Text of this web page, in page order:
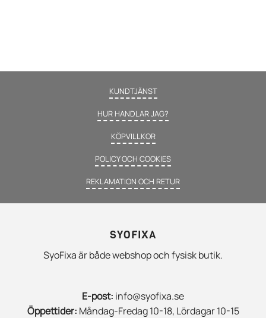
KUNDTJÄNST
HUR HANDLAR JAG?
KÖPVILLKOR
POLICY OCH COOKIES
REKLAMATION OCH RETUR
SYOFIXA
SyoFixa är både webshop och fysisk butik.
E-post: info@syofixa.se
Öppettider: Måndag-Fredag 10-18, Lördagar 10-15